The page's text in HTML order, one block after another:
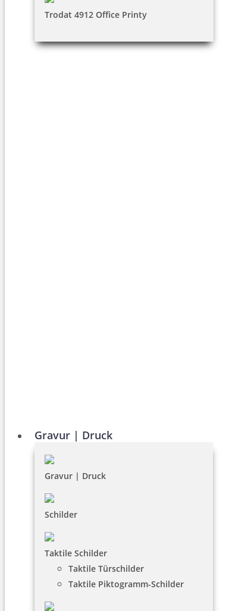
Trodat 4912 Office Printy
Gravur | Druck
Gravur | Druck
Schilder
Taktile Schilder
Taktile Türschilder
Taktile Piktogramm-Schilder